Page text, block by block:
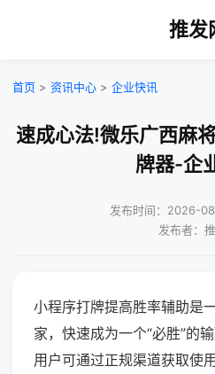
推发
首页 > 资讯中心 > 企业快讯
速成心法!微乐广西麻
牌器-企
发布时间：2026-
发布者：
小程序打牌提高胜率辅助是
家，快速成为一个“必胜”的
用户可通过正规渠道获取使用